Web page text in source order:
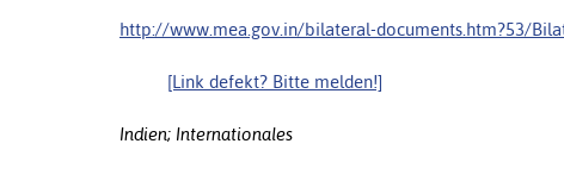
http://www.mea.gov.in/bilateral-documents.htm?53/
[Link defekt? Bitte melden!]
Indien; Internationales